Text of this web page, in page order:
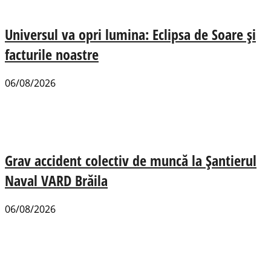
Universul va opri lumina: Eclipsa de Soare și
facturile noastre
06/08/2026
Grav accident colectiv de muncă la Șantierul
Naval VARD Brăila
06/08/2026